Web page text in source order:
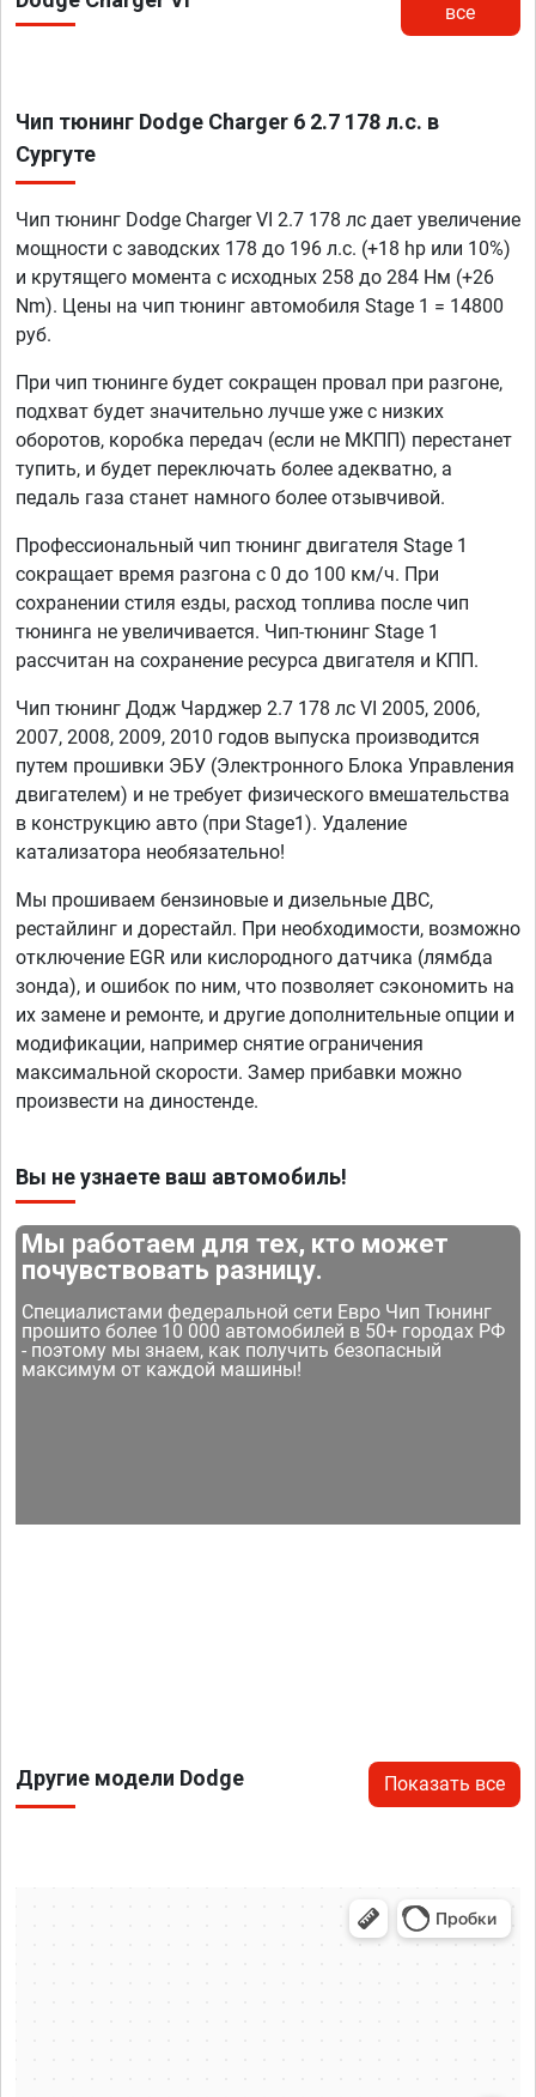
все
Чип тюнинг Dodge Charger 6 2.7 178 л.с. в
Сургуте
Чип тюнинг Dodge Charger VI 2.7 178 лс дает увеличение
мощности с заводских 178 до 196 л.с. (+18 hp или 10%)
и крутящего момента с исходных 258 до 284 Нм (+26
Nm). Цены на чип тюнинг автомобиля Stage 1 = 14800
руб.
При чип тюнинге будет сокращен провал при разгоне,
подхват будет значительно лучше уже с низких
оборотов, коробка передач (если не МКПП) перестанет
тупить, и будет переключать более адекватно, а
педаль газа станет намного более отзывчивой.
Профессиональный чип тюнинг двигателя Stage 1
сокращает время разгона с 0 до 100 км/ч. При
сохранении стиля езды, расход топлива после чип
тюнинга не увеличивается. Чип-тюнинг Stage 1
рассчитан на сохранение ресурса двигателя и КПП.
Чип тюнинг Додж Чарджер 2.7 178 лс VI 2005, 2006,
2007, 2008, 2009, 2010 годов выпуска производится
путем прошивки ЭБУ (Электронного Блока Управления
двигателем) и не требует физического вмешательства
в конструкцию авто (при Stage1). Удаление
катализатора необязательно!
Мы прошиваем бензиновые и дизельные ДВС,
рестайлинг и дорестайл. При необходимости, возможно
отключение EGR или кислородного датчика (лямбда
зонда), и ошибок по ним, что позволяет сэкономить на
их замене и ремонте, и другие дополнительные опции и
модификации, например снятие ограничения
максимальной скорости. Замер прибавки можно
произвести на диностенде.
Вы не узнаете ваш автомобиль!
Мы работаем для тех, кто может
почувствовать разницу.
Специалистами федеральной сети Евро Чип Тюнинг
прошито более 10 000 автомобилей в 50+ городах РФ
- поэтому мы знаем, как получить безопасный
максимум от каждой машины!
Другие модели Dodge Показать все